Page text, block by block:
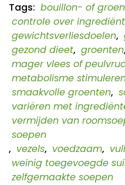
Tags: bouillon- of
controle over
gewichtsverliesdoelen,
gezond dieet, groenten,
mager vlees of
metabolisme
smaakvolle groenten,
variëren met
vermijden van
soepen
, vezels, voedzaam,
weinig toegevoegde
zelfgemaakte soepen